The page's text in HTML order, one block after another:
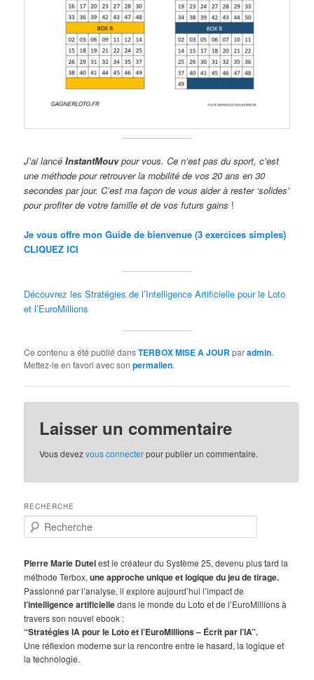
J’ai lancéInstantMouvpour vous. Ce n’est pas du sport, c’est
une méthode pour retrouver la mobilité de vos 20 ans en 30
secondes par jour. C’est ma façon de vous aider à rester ‘solides’
pour profiter de votre famille et de vos futurs gains !
Je vous offre mon Guide de bienvenue (3 exercices simples)
CLIQUEZ ICI
Découvrez les Stratégies de l’Intelligence Artificielle pour le Loto
et l’EuroMillions
Ce contenu a été publié dansTERBOX MISE A JOUR paradmin.
Mettez-le en favori avec sonpermalien.
Laisser un commentaire
Vous devezvous connecterpour publier un commentaire.
RECHERCHE
e
h
e
r
c
h
e
Pierre Marie Dutelest le créateur du Système 25, devenu plus tard la
méthode Terbox,une approche unique et logique du jeu de tirage.
Passionné par l’analyse, il explore aujourd’hui l’impact de
l’intelligence artificielledans le monde du Loto et de l’EuroMillions à
travers son nouvel ebook :
“Stratégies IA pour le Loto et l’EuroMillions – Écrit par l’IA”.
Une réflexion moderne sur la rencontre entre le hasard, la logique et
la technologie.